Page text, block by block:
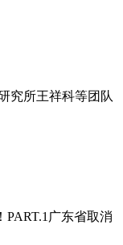
究所王祥科等团队
广东省取消